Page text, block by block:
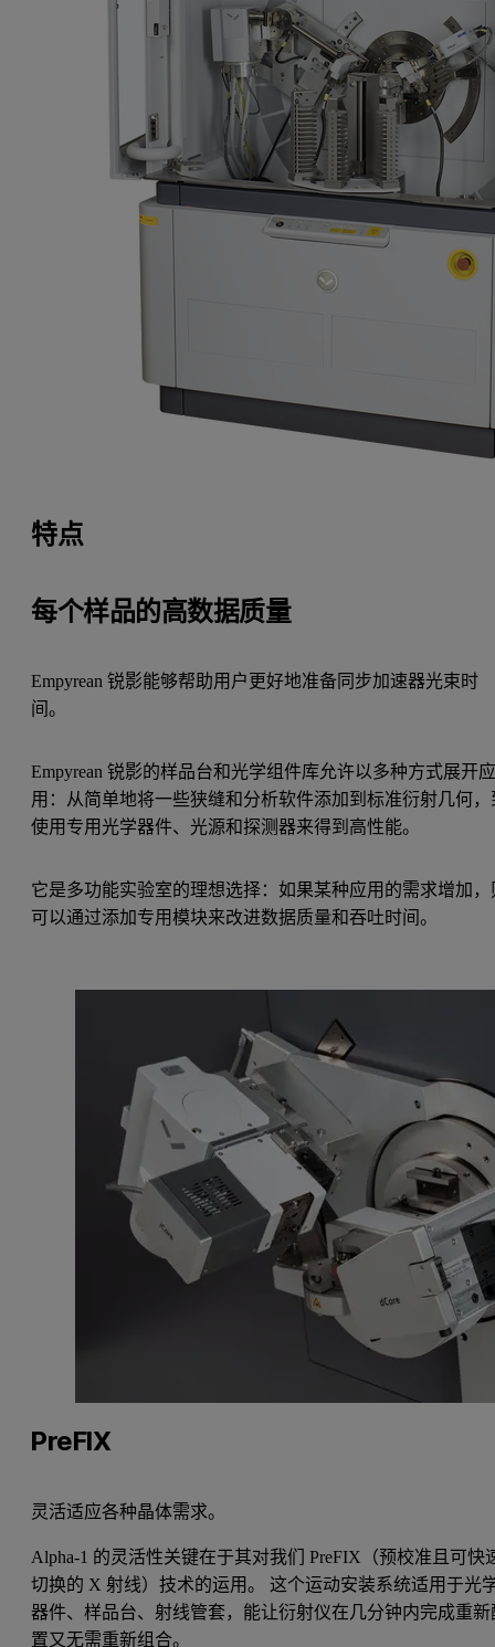
特点
每个样品的高数据质量
Empyrean 锐影能够帮助用户更好地准备同步加速器光束时
间。
Empyrean 锐影的样品台和光学组件库允许以多种方式展开
用：从简单地将一些狭缝和分析软件添加到标准衍射几何，
使用专用光学器件、光源和探测器来得到高性能。
它是多功能实验室的理想选择：如果某种应用的需求增加，
可以通过添加专用模块来改进数据质量和吞吐时间。
PreFIX
灵活适应各种晶体需求。
Alpha-1 的灵活性关键在于其对我们 PreFIX（预校准且可快
切换的 X 射线）技术的运用。 这个运动安装系统适用于光
器件、样品台、射线管套，能让衍射仪在几分钟内完成重新
置又无需重新组合。